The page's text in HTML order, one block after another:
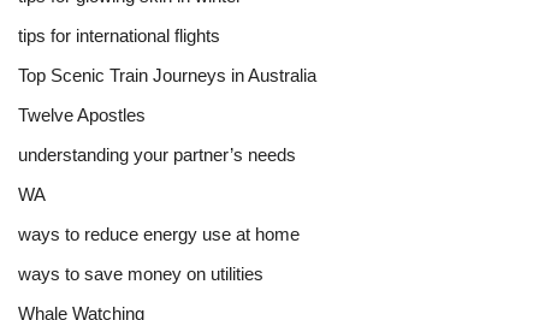
tips for international flights
Top Scenic Train Journeys in Australia
Twelve Apostles
understanding your partner’s needs
WA
ways to reduce energy use at home
ways to save money on utilities
Whale Watching